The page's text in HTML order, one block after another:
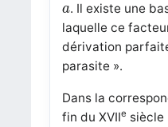
a
a. Il existe une
laquelle ce
dérivation
parasite ».
Dans la
fin du XVIIe siècle